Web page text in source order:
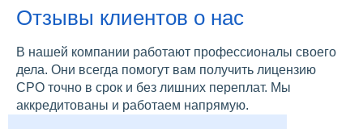
Отзывы клиентов о нас
В нашей компании работают профессионалы своего
дела. Они всегда помогут вам получить лицензию
СРО точно в срок и без лишних переплат. Мы
аккредитованы и работаем напрямую.